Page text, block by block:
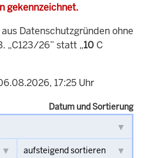
gekennzeichnet.
Datenschutzgründen ohne
„C123/26” statt „10 C
17:25 Uhr
Datum und Sortierung